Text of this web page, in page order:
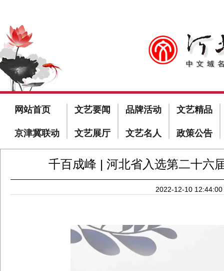
网站首页 文艺要闻 品牌活动 文艺精品
京津冀联动 文艺展厅 文艺名人 政策公告
千百成峰 | 河北省入选第二十六
2022-12-10 12:44:00